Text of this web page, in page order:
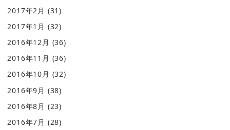
2017年2月 (31)
2017年1月 (32)
2016年12月 (36)
2016年11月 (36)
2016年10月 (32)
2016年9月 (38)
2016年8月 (23)
2016年7月 (28)